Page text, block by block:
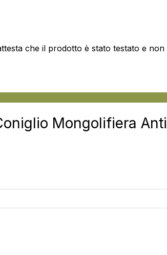
che il prodotto è stato testato e
Mongolifiera